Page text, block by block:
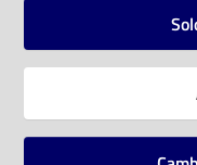
Vai alla pagina